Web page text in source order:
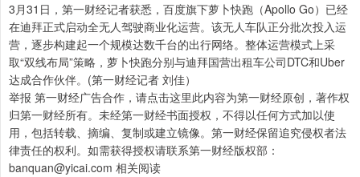
3月31日，第一财经记者获悉，百度旗下萝卜快跑（Apollo Go）已经
在迪拜正式启动全无人驾驶商业化运营。该无人车队正分批次投入运
营，逐步构建起一个规模达数千台的出行网络。整体运营模式上采
取“双线布局”策略，萝卜快跑分别与迪拜国营出租车公司DTC和Uber
达成合作伙伴。(第一财经记者 刘佳）
举报 第一财经广告合作，请点击这里此内容为第一财经原创，著作权
归第一财经所有。未经第一财经书面授权，不得以任何方式加以使
用，包括转载、摘编、复制或建立镜像。第一财经保留追究侵权者法
律责任的权利。如需获得授权请联系第一财经版权部：
banquan@yicai.com 相关阅读